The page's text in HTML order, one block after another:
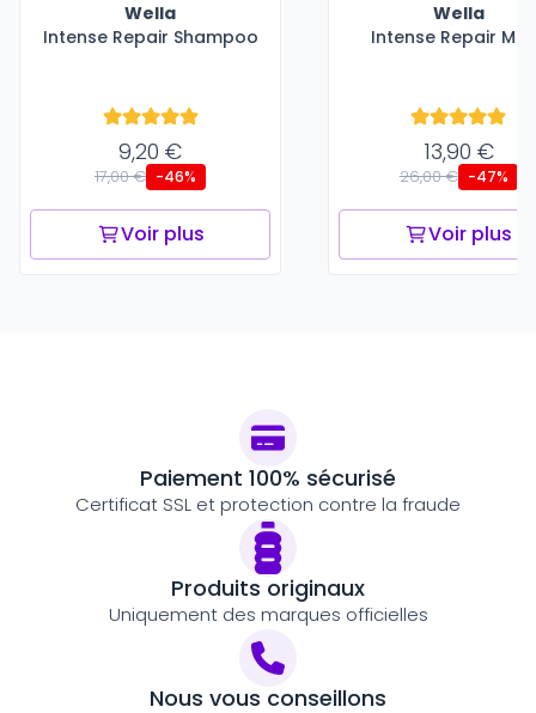
Wella
Intense Repair Shampoo
9,20 €
17,00 € -46%
Voir plus
Wella
Intense Repair
13,90 €
26,00 € -47%
Voir plus
Paiement 100% sécurisé
Certificat SSL et protection contre la fraude
Produits originaux
Uniquement des marques officielles
Nous vous conseillons